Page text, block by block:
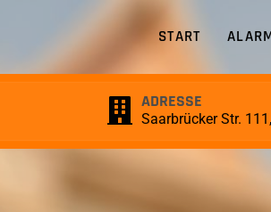
START
ADRESSE
Saarbrücker Str.